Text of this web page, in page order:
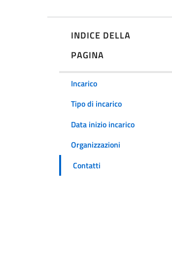
INDICE DELLA
PAGINA
Incarico
Tipo di incarico
Data inizio incarico
Organizzazioni
Contatti